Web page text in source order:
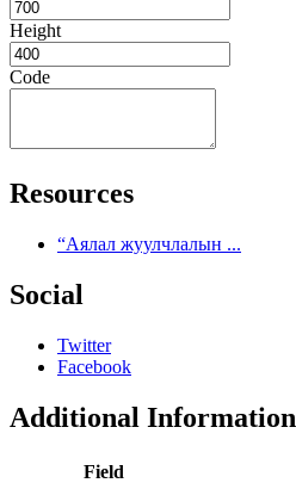
Height
Code
Resources
“Аялал жуулчлалын ...
Social
Twitter
Facebook
Additional Information
Field